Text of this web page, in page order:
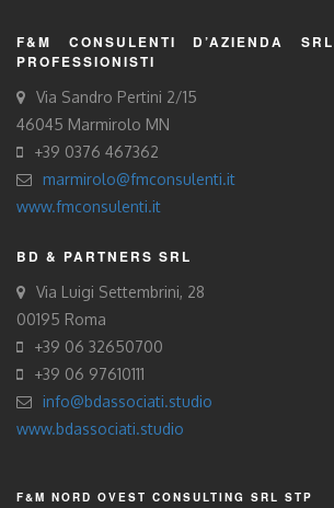
F&M CONSULENTI D’AZIENDA
PROFESSIONISTI
Via Sandro Pertini 2/15
46045 Marmirolo MN
+39 0376 467362
marmirolo@fmconsulenti.it
www.fmconsulenti.it
BD & PARTNERS SRL
Via Luigi Settembrini, 28
00195 Roma
+39 06 32650700
+39 06 97610111
info@bdassociati.studio
www.bdassociati.studio
F&M NORD OVEST CONSULTING SRL STP